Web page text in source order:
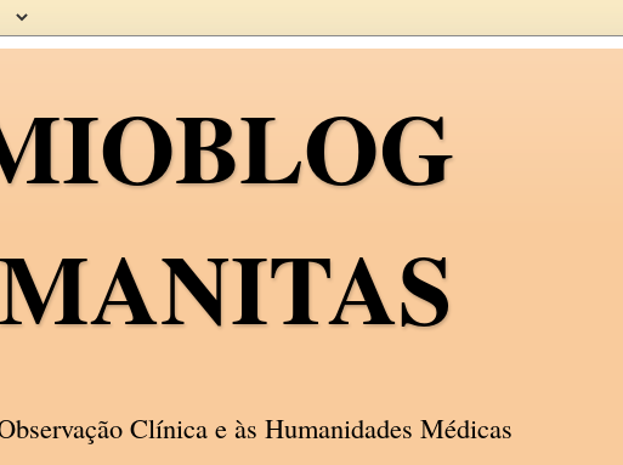
Clínica e às Humanidades Médicas